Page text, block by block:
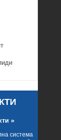
»
система